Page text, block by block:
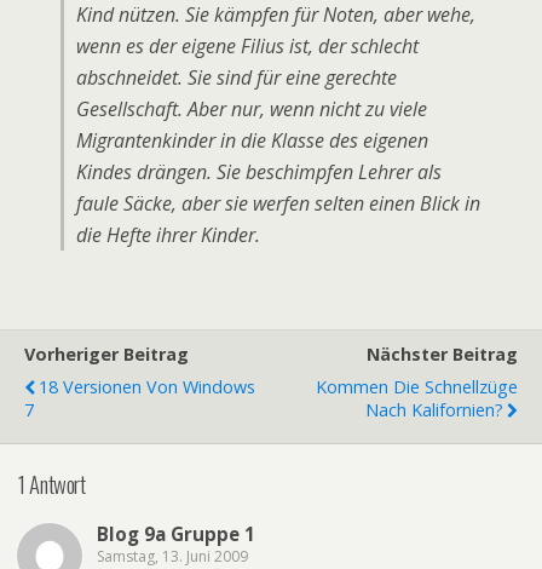
Kind nützen. Sie kämpfen für Noten, aber wehe,
wenn es der eigene Filius ist, der schlecht
abschneidet. Sie sind für eine gerechte
Gesellschaft. Aber nur, wenn nicht zu viele
Migrantenkinder in die Klasse des eigenen
Kindes drängen. Sie beschimpfen Lehrer als
faule Säcke, aber sie werfen selten einen Blick in
die Hefte ihrer Kinder.
Vorheriger Beitrag
18 Versionen Von Windows
7
Nächster Beitrag
Kommen Die Schnellzüge
Nach Kalifornien?
1 Antwort
Blog 9a Gruppe 1
Samstag, 13. Juni 2009